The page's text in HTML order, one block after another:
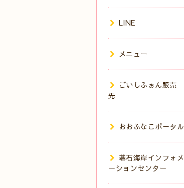
LINE
メニュー
ごいしふぉん販売
先
おおふなこポータル
碁石海岸インフォメ
ーションセンター